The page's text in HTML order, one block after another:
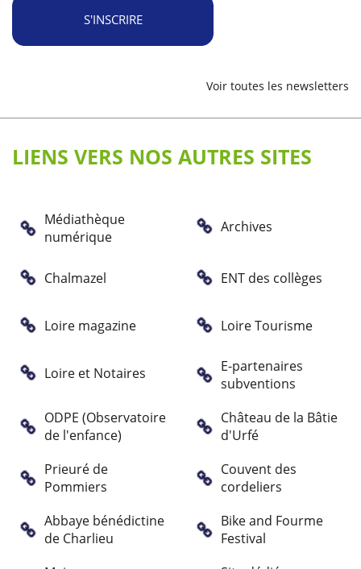
S'INSCRIRE
Voir toutes les newsletters
LIENS VERS NOS AUTRES SITES
Médiathèque
numérique
Archives
Chalmazel ENT des collèges
Loire magazine Loire Tourisme
Loire et Notaires
E-partenaires
subventions
ODPE (Observatoire
de l'enfance)
Château de la Bâtie
d'Urfé
Prieuré de
Pommiers
Couvent des
cordeliers
Abbaye bénédictine
de Charlieu
Bike and Fourme
Festival